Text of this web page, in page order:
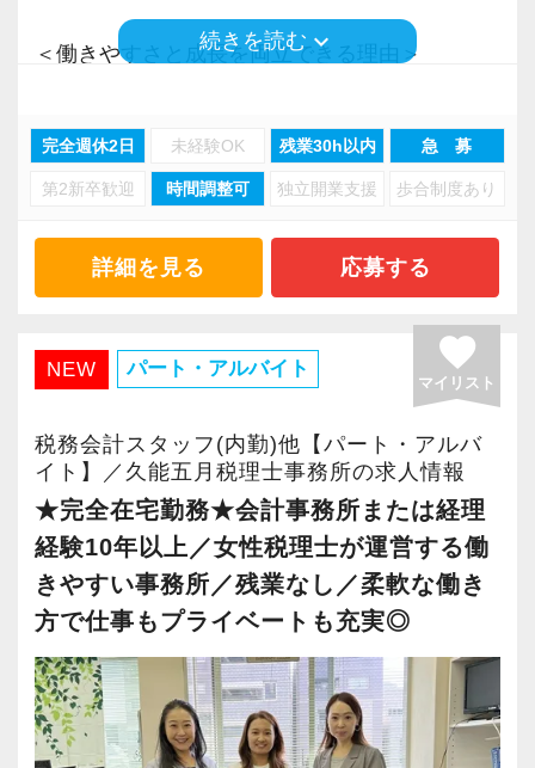
A. 上司や先輩に相談しやすく、風通しの良い職
場だと感じています。
・税務経験を活かして成長したい方
・キャリアアップ志向のある方
・顧客対応や提案業務に挑戦したい方
・資産税など専門性を高めたい方
・将来的にマネジメントに関わりたい方
＜まずはカジュアル面談へ＞
・事前に気軽な面談を実施
・仕事内容やキャリアを相談可
・ざっくばらんに質問OK
・納得後に選考へ進めます
・入社時期は柔軟に対応
・半年～1年の調整も可能
まずはカジュアル面談からでも歓迎です
「応募する」からお気軽にご連絡ください。
＜働きやすさと成長を両立できる理由＞
・分業体制で業務負担を軽減
・顧客対応や提案業務に集中可能
・資産税や相続など専門性の高い案件あり
・経験値が自然と積み上がる環境
・有給取得率90％以上
・繁忙期も月30～40h程度
・男性の育休取得率100％
・テレワーク導入済み
・全席デュアルモニタ完備
＜幅広い経験・成長環境＞
・9割が紹介の安定基盤
・一般企業～医療・学校法人まで対応
・個人～大企業まで幅広く経験可能
続きを読むkeyboard_arrow_down
完全週休2日 未経験OK 残業30h以内 急 募
第2新卒歓迎 時間調整可 独立開業支援 歩合制度あり
詳細を見る 応募する
NEW パート・アルバイト favorite
マイリスト
税務会計スタッフ(内勤)他【パート・アルバ
イト】／久能五月税理士事務所の求人情報
★完全在宅勤務★会計事務所または経理
経験10年以上／女性税理士が運営する働
きやすい事務所／残業なし／柔軟な働き
方で仕事もプライベートも充実◎